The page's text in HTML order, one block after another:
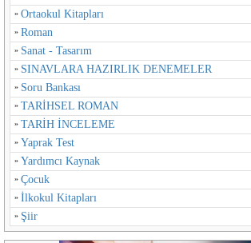
Ortaokul Kitapları
Roman
Sanat - Tasarım
SINAVLARA HAZIRLIK DENEMELER
Soru Bankası
TARİHSEL ROMAN
TARİH İNCELEME
Yaprak Test
Yardımcı Kaynak
Çocuk
İlkokul Kitapları
Şiir